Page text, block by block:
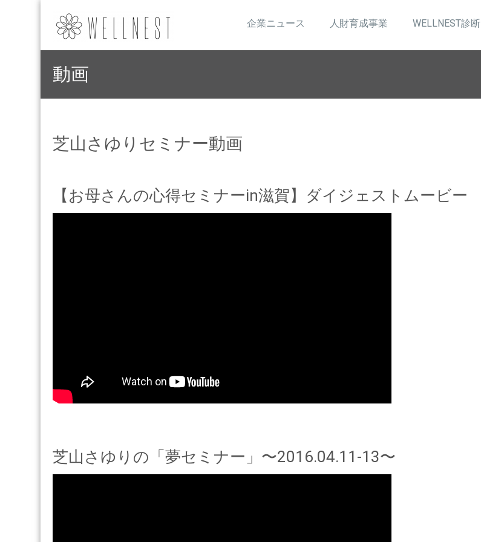
企業ニュース 人財育成事業 WELLNEST診断
動画
芝山さゆりセミナー動画
【お母さんの心得セミナーin滋賀】ダイジェストムービー
芝山さゆりの「夢セミナー」〜2016.04.11-13〜